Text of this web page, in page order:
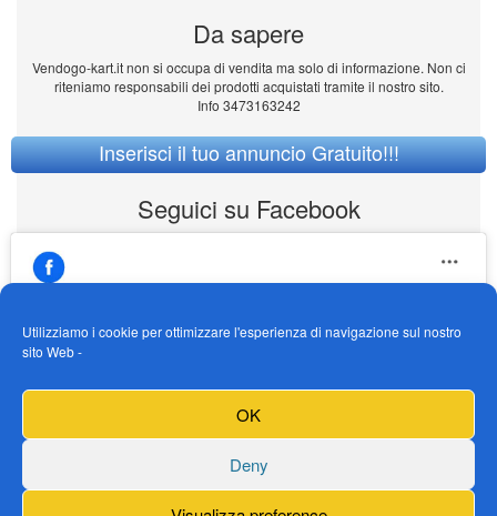
Utilizziamo i cookie per ottimizzare l'esperienza di navigazione sul nostro
sito Web -
OK
Deny
Da sapere
Vendogo-kart.it non si occupa di vendita ma solo di informazione. Non ci
riteniamo responsabili dei prodotti acquistati tramite il nostro sito.
Info 3473163242
Inserisci il tuo annuncio Gratuito!!!
Seguici su Facebook
https://www.facebook.com/Vendogokartit/
Fai clic per accettare i cookie marketing e
abilitare questo contenuto